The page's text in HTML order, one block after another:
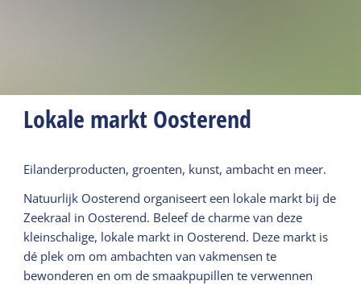
Lokale markt Oosterend
Eilanderproducten, groenten, kunst, ambacht en meer.
Natuurlijk Oosterend organiseert een lokale markt bij de
Zeekraal in Oosterend. Beleef de charme van deze
kleinschalige, lokale markt in Oosterend. Deze markt is
dé plek om om ambachten van vakmensen te
bewonderen en om de smaakpupillen te verwennen